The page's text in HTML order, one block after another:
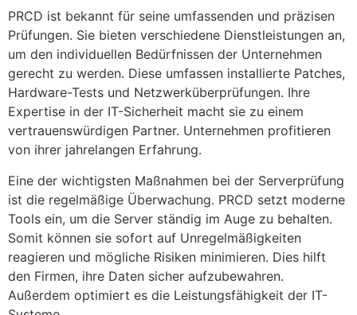
PRCD ist bekannt für seine umfassenden und präzisen
Prüfungen. Sie bieten verschiedene Dienstleistungen an,
um den individuellen Bedürfnissen der Unternehmen
gerecht zu werden. Diese umfassen installierte Patches,
Hardware-Tests und Netzwerküberprüfungen. Ihre
Expertise in der IT-Sicherheit macht sie zu einem
vertrauenswürdigen Partner. Unternehmen profitieren
von ihrer jahrelangen Erfahrung.
Eine der wichtigsten Maßnahmen bei der Serverprüfung
ist die regelmäßige Überwachung. PRCD setzt moderne
Tools ein, um die Server ständig im Auge zu behalten.
Somit können sie sofort auf Unregelmäßigkeiten
reagieren und mögliche Risiken minimieren. Dies hilft
den Firmen, ihre Daten sicher aufzubewahren.
Außerdem optimiert es die Leistungsfähigkeit der IT-